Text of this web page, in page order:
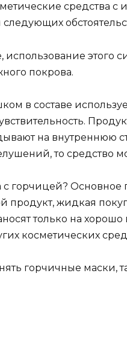
средства
этого
покрова.
в составе
на внутреннюю
то средство
горчицей?
продукт, жидкая
только на
косметических
горчичные маски,